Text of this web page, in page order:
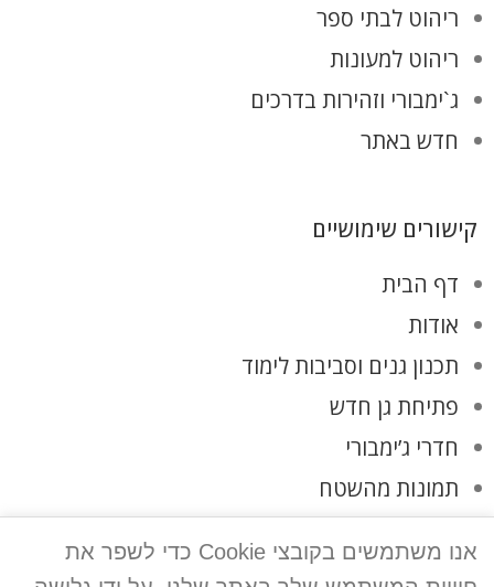
ריהוט לבתי ספר
ריהוט למעונות
ג`ימבורי וזהירות בדרכים
חדש באתר
קישורים שימושיים
דף הבית
אודות
תכנון גנים וסביבות לימוד
פתיחת גן חדש
חדרי ג’ימבורי
תמונות מהשטח
אנו משתמשים בקובצי Cookie כדי לשפר את